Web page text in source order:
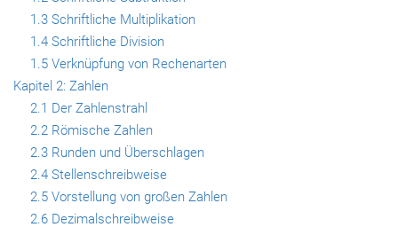
1.3 Schriftliche Multiplikation
1.4 Schriftliche Division
1.5 Verknüpfung von Rechenarten
Kapitel 2: Zahlen
2.1 Der Zahlenstrahl
2.2 Römische Zahlen
2.3 Runden und Überschlagen
2.4 Stellenschreibweise
2.5 Vorstellung von großen Zahlen
2.6 Dezimalschreibweise